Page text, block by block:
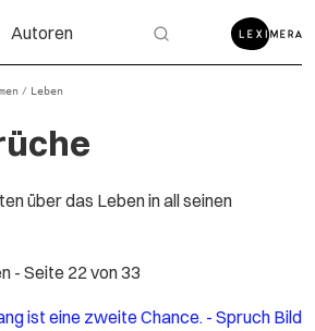
Autoren
/ Leben
über das Leben in all seinen
- Seite 22 von 33